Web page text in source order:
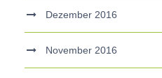
Dezember 2016
November 2016